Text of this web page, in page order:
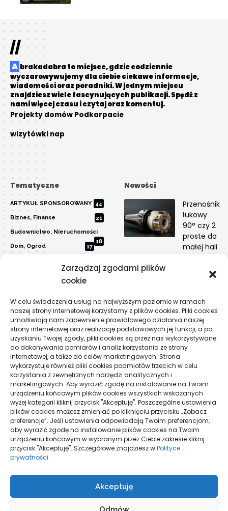
Zarządzaj zgodami plików
cookie
W celu świadczenia usług na najwyższym poziomie w ramach
naszej strony internetowej korzystamy z plików cookies. Pliki cookies
umożliwiają nam zapewnienie prawidłowego działania naszej
strony internetowej oraz realizację podstawowych jej funkcji, a po
uzyskaniu Twojej zgody, pliki cookies są przez nas wykorzystywane
do dokonywania pomiarów i analiz korzystania ze strony
internetowej, a także do celów marketingowych. Strona
wykorzystuje również pliki cookies podmiotów trzecich w celu
korzystania z zewnętrznych narzędzi analitycznych i
marketingowych. Aby wyrazić zgodę na instalowanie na Twoim
urządzeniu końcowym plików cookies wszystkich wskazanych
wyżej kategorii kliknij przycisk "Akceptuję". Poszczególne ustawienia
plików cookies możesz zmieniać po kliknięciu przycisku „Zobacz
preferencje”. Jeśli ustawienia odpowiadają Twoim preferencjom,
aby wyrazić zgodę na instalowanie plików cookies na Twoim
urządzeniu końcowym w wybranym przez Ciebie zakresie kliknij
przycisk "Akceptuję". Szczegółowe znajdziesz wPolityce
prywatności.
Akceptuję
//
Abrakadabra to miejsce, gdzie codziennie
wyczarowywujemy dla ciebie ciekawe informacje,
wiadomości oraz poradniki. W jednym miejscu
znajdziesz wiele fascynujących publikacji. Spędź z
nami więcej czasu i czytaj oraz komentuj.
Projekty domów Podkarpacie
wizytówki nap
Tematyczne
ARTYKUŁ SPONSOROWANY 44
Biznes, Finanse 21
Budownictwo, Nieruchomości
18
Dom, Ogród 17
12
Motoryzacja 6
Przemysł 1
Sport, Turystyka 7
Technologie 19
Usługi 15
Zdrowie 11
Nowości
Przenośnik
łukowy
90° czy 2
proste do
małej hali
Dlaczego
kosztuje
przyczyny
TECHNOLOGIE
Pogoda
20°C
Warszawa
Zachmurzenie Małe
21° _ 18°
60%